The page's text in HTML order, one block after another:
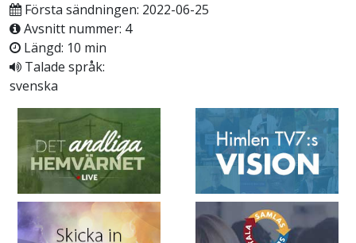
Första sändningen: 2022-06-25
Avsnitt nummer: 4
Längd: 10 min
Talade språk:
svenska